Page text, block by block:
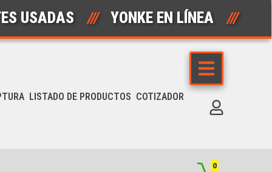
/// YONKE EN LÍNEA ///
LISTADO DE PRODUCTOS COTIZADOR
0